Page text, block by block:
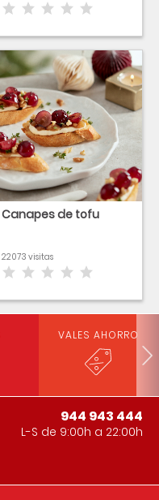
Canapes de tofu
22073 visitas
VALES AHORRO
944 943 444
L-S de 9:00h a 22:00h